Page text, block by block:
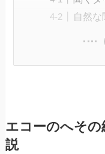
自然な
エコーのへそ
説